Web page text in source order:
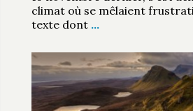
climat où se mêlaient
texte dont …